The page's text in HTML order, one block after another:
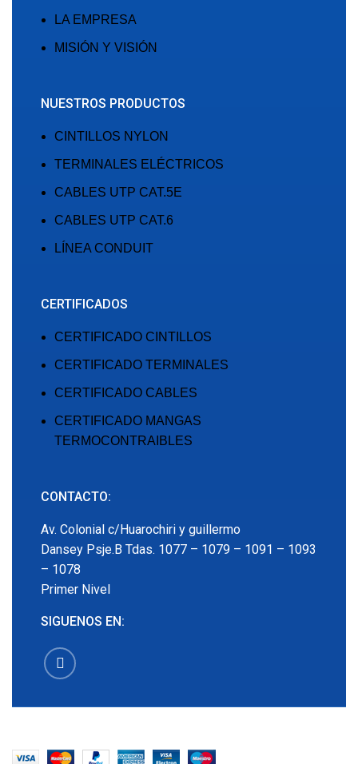
LA EMPRESA
MISIÓN Y VISIÓN
NUESTROS PRODUCTOS
CINTILLOS NYLON
TERMINALES ELÉCTRICOS
CABLES UTP CAT.5E
CABLES UTP CAT.6
LÍNEA CONDUIT
CERTIFICADOS
CERTIFICADO CINTILLOS
CERTIFICADO TERMINALES
CERTIFICADO CABLES
CERTIFICADO MANGAS
TERMOCONTRAIBLES
CONTACTO:
Av. Colonial c/Huarochiri y guillermo
Dansey Psje.B Tdas. 1077 – 1079 – 1091 – 1093
– 1078
Primer Nivel
SIGUENOS EN: